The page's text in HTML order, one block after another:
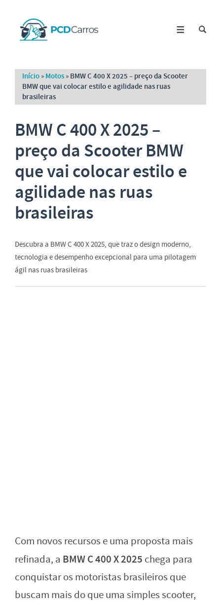
Início » Motos » BMW C 400 X 2025 – preço da Scooter
BMW que vai colocar estilo e agilidade nas ruas
brasileiras
BMW C 400 X 2025 –
preço da Scooter BMW
que vai colocar estilo e
agilidade nas ruas
brasileiras
Descubra a BMW C 400 X 2025, que traz o design moderno,
tecnologia e desempenho excepcional para uma pilotagem
ágil nas ruas brasileiras
Com novos recursos e uma proposta mais
refinada, a BMW C 400 X 2025 chega para
conquistar os motoristas brasileiros que
buscam mais do que uma simples scooter,